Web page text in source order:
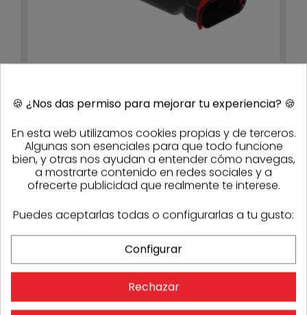
990322217
51,30 € - 25% 38,48 €
1 semana
🍪 ¿Nos das permiso para mejorar tu experiencia? 🍪
En esta web utilizamos cookies propias y de terceros.
Algunas son esenciales para que todo funcione
bien, y otras nos ayudan a entender cómo navegas,
a mostrarte contenido en redes sociales y a
ofrecerte publicidad que realmente te interese.
Puedes aceptarlas todas o configurarlas a tu gusto:
Configurar
Rechazar